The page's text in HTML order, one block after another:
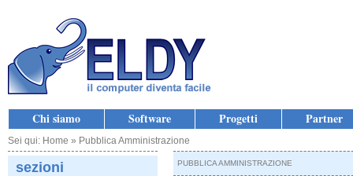
Chi siamo Software Progetti Partner
Sei qui: Home » Pubblica Amministrazione
sezioni PUBBLICA AMMINISTRAZIONE